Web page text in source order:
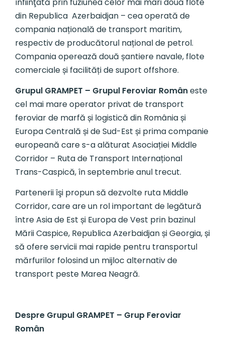
din Republica Azerbaidjan – cea operată de
compania națională de transport maritim,
respectiv de producătorul național de petrol.
Compania operează două șantiere navale, flote
comerciale și facilități de suport offshore.
Grupul GRAMPET – Grupul Feroviar Româneste
cel mai mare operator privat de transport
feroviar de marfă și logistică din România și
Europa Centrală și de Sud-Est și prima companie
europeană care s-a alăturat Asociației Middle
Corridor – Ruta de Transport Internațional
Trans-Caspică, în septembrie anul trecut.
Partenerii îşi propun să dezvolte ruta Middle
Corridor, care are un rol important de legătură
între Asia de Est și Europa de Vest prin bazinul
Mării Caspice, Republica Azerbaidjan și Georgia, și
să ofere servicii mai rapide pentru transportul
mărfurilor folosind un mijloc alternativ de
transport peste Marea Neagră.
Despre Grupul GRAMPET – Grup Feroviar
Român